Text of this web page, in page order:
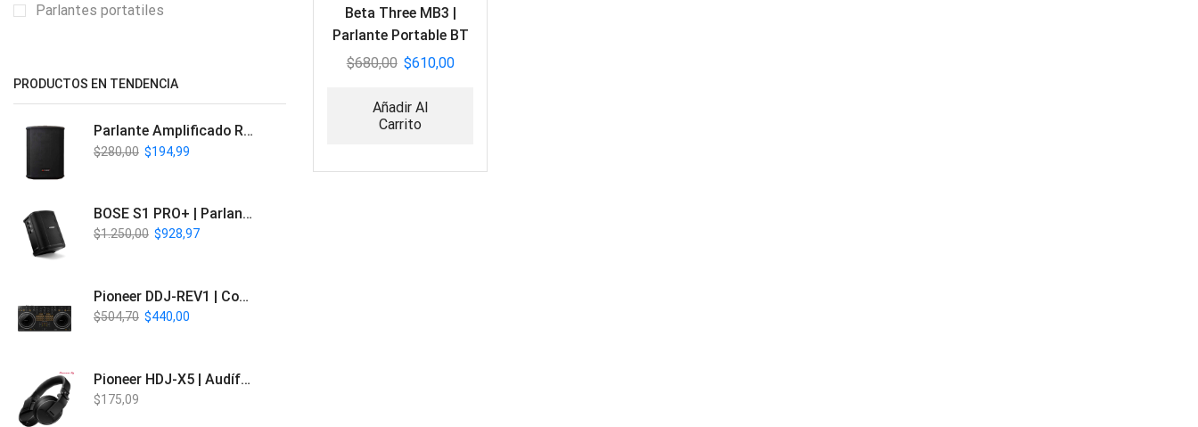
Beta Three MB3 |
Parlante Portable BT
de 8″
$680,00 $610,00
Añadir Al
Carrito
Parlantes portatiles
PRODUCTOS EN TENDENCIA
Parlante Amplificado Recargable BT | Italy Audio ITL-PRO11
$280,00 $194,99
BOSE S1 PRO+ | Parlante Profesional PA Inalámbrico
$1.250,00 $928,97
Pioneer DDJ-REV1 | Controlador DJ de 2 canales estilo Scratch
$504,70 $440,00
Pioneer HDJ-X5 | Audífonos para DJ
$175,09